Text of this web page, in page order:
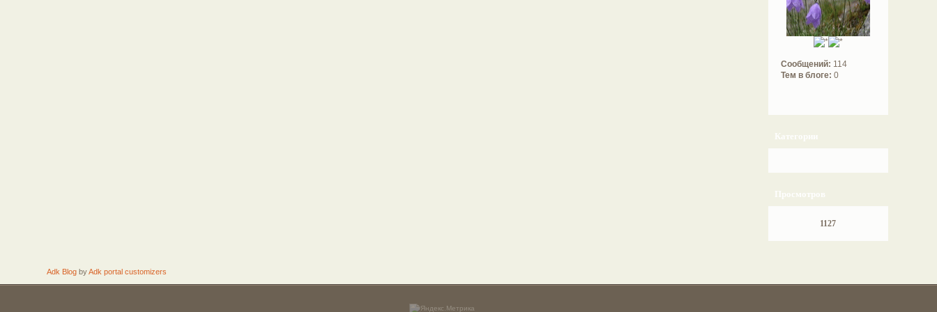
Сообщений: 114
Тем в блоге: 0
Категории
Просмотров
1127
Adk BlogbyAdk portal customizers